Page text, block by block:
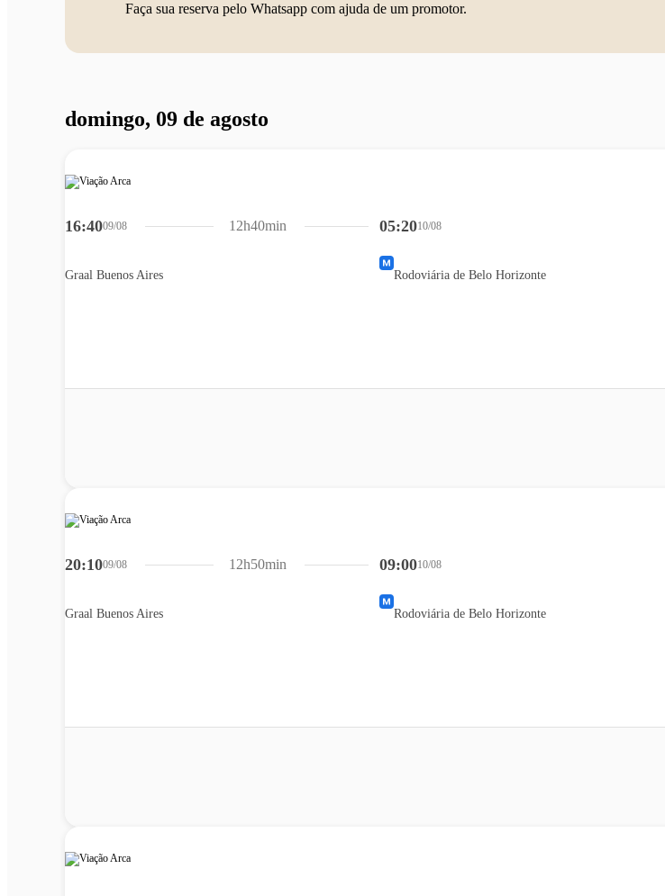
Faça sua reserva pelo Whatsapp com ajuda de um promotor.
domingo, 09 de agosto
16:4009/08
Graal Buenos Aires
05:2010/08
Rodoviária de Belo Horizonte
12h40min
20:1009/08
Graal Buenos Aires
09:0010/08
Rodoviária de Belo Horizonte
12h50min